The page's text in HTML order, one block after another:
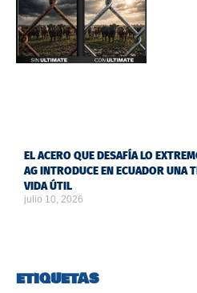
EL ACERO QUE DESAFÍA LO
AG INTRODUCE EN ECUADOR UNA
VIDA ÚTIL
julio 10, 2026
ETIQUETAS